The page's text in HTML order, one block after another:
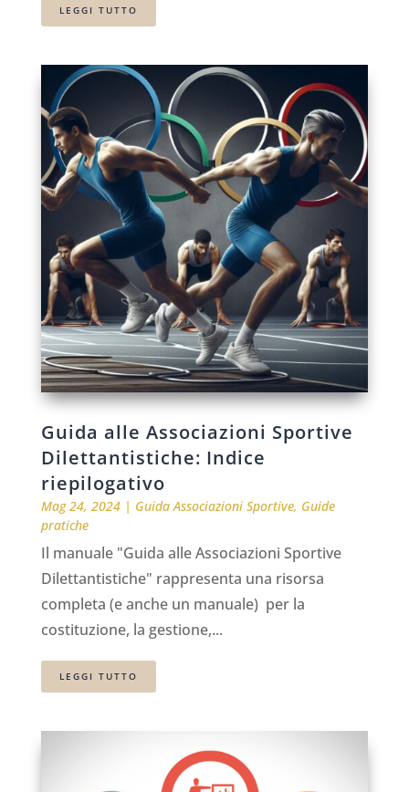
LEGGI TUTTO
Guida alle Associazioni Sportive
Dilettantistiche: Indice
riepilogativo
Mag 24, 2024| Guida Associazioni Sportive, Guide
pratiche
Il manuale "Guida alle Associazioni Sportive
Dilettantistiche" rappresenta una risorsa
completa (e anche un manuale) per la
costituzione, la gestione,...
LEGGI TUTTO